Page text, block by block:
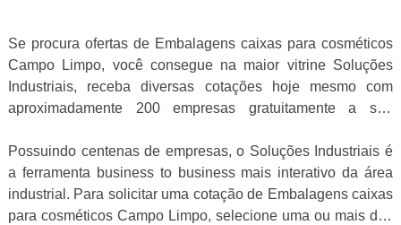
Se procura ofertas de Embalagens caixas para cosméticos
Campo Limpo, você consegue na maior vitrine Soluções
Industriais, receba diversas cotações hoje mesmo com
aproximadamente 200 empresas gratuitamente a sua
Possuindo centenas de empresas, o Soluções Industriais é
a ferramenta business to business mais interativo da área
industrial. Para solicitar uma cotação de Embalagens caixas
para cosméticos Campo Limpo, selecione uma ou mais das